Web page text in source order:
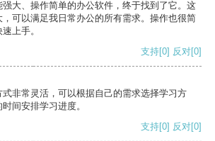
大、操作简单的办公软件，终于找到了它。这
可以满足我日常办公的所有需求。操作也很简
上手。
支持[0] 反对[0]
非常灵活，可以根据自己的需求选择学习方
间安排学习进度。
支持[0] 反对[0]